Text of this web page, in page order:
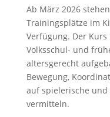
Ab März 2026
Trainingsplätze im
Verfügung. Der
Volksschul- und
altersgerecht
Bewegung,
auf spielerische
vermitteln.